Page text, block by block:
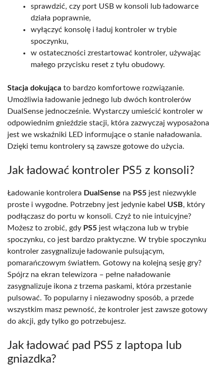
sprawdzić, czy port USB w konsoli lub ładowarce
działa poprawnie,
wyłączyć konsolę i ładuj kontroler w trybie
spoczynku,
w ostateczności zrestartować kontroler, używając
małego przycisku reset z tyłu obudowy.
Stacja dokująca to bardzo komfortowe rozwiązanie.
Umożliwia ładowanie jednego lub dwóch kontrolerów
DualSense jednocześnie. Wystarczy umieścić kontroler w
odpowiednim gnieździe stacji, która zazwyczaj wyposażona
jest we wskaźniki LED informujące o stanie naładowania.
Dzięki temu kontrolery są zawsze gotowe do użycia.
Jak ładować kontroler PS5 z konsoli?
Ładowanie kontrolera DualSense na PS5 jest niezwykle
proste i wygodne. Potrzebny jest jedynie kabel USB, który
podłączasz do portu w konsoli. Czyż to nie intuicyjne?
Możesz to zrobić, gdy PS5 jest włączona lub w trybie
spoczynku, co jest bardzo praktyczne. W trybie spoczynku
kontroler zasygnalizuje ładowanie pulsującym,
pomarańczowym światłem. Gotowy na kolejną sesję gry?
Spójrz na ekran telewizora – pełne naładowanie
zasygnalizuje ikona z trzema paskami, która przestanie
pulsować. To popularny i niezawodny sposób, a przede
wszystkim masz pewność, że kontroler jest zawsze gotowy
do akcji, gdy tylko go potrzebujesz.
Jak ładować pad PS5 z laptopa lub
gniazdka?